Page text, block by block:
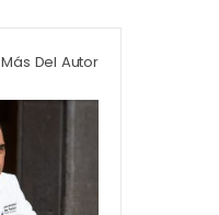
Más Del Autor